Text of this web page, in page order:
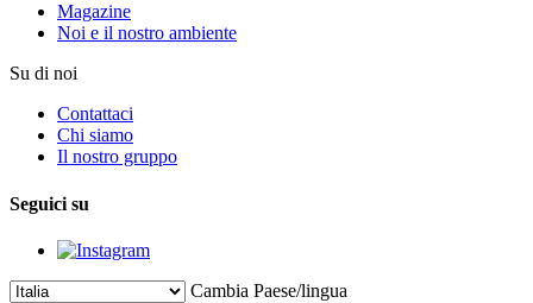
Magazine
Noi e il nostro ambiente
Su di noi
Contattaci
Chi siamo
Il nostro gruppo
Seguici su
Cambia Paese/lingua